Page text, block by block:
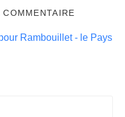
Rambouillet - le Pays